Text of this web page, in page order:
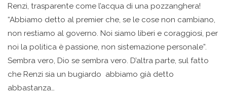
Renzi, trasparente come l’acqua di una pozzanghera!
“Abbiamo detto al premier che, se le cose non cambiano,
non restiamo al governo. Noi siamo liberi e coraggiosi, per
noi la politica è passione, non sistemazione personale”.
Sembra vero, Dio se sembra vero. D’altra parte, sul fatto
che Renzi sia un bugiardo abbiamo già detto
abbastanza…